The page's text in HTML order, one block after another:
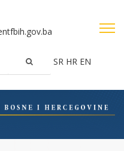
SR HR EN